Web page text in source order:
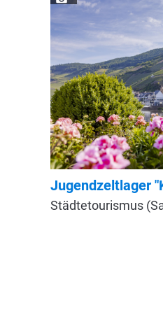
Jugendzeltlager
Städtetourismus